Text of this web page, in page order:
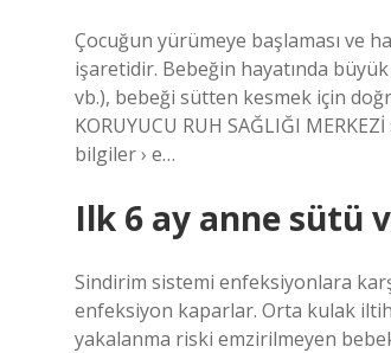
Çocuğun yürümeye başlaması ve
işaretidir. Bebeğin hayatında
vb.), bebeği sütten kesmek için
KORUYUCU RUH SAĞLIĞI
bilgiler › e…
Ilk 6 ay anne sütü
Sindirim sistemi enfeksiyonlara
enfeksiyon kaparlar. Orta kulak
yakalanma riski emzirilmeyen